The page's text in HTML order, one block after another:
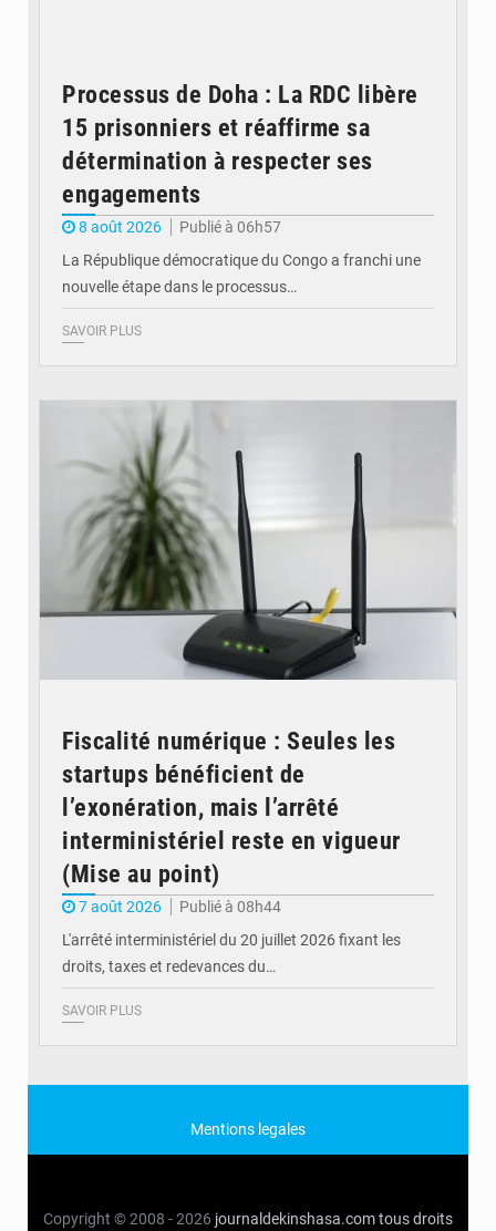
Processus de Doha : La RDC libère
15 prisonniers et réaffirme sa
détermination à respecter ses
engagements
8 août 2026
Publié à 06h57
La République démocratique du Congo a franchi une
nouvelle étape dans le processus…
SAVOIR PLUS
Fiscalité numérique : Seules les
startups bénéficient de
l’exonération, mais l’arrêté
interministériel reste en vigueur
(Mise au point)
7 août 2026
Publié à 08h44
L'arrêté interministériel du 20 juillet 2026 fixant les
droits, taxes et redevances du…
SAVOIR PLUS
Mentions legales
Copyright © 2008 - 2026 journaldekinshasa.comtous droits